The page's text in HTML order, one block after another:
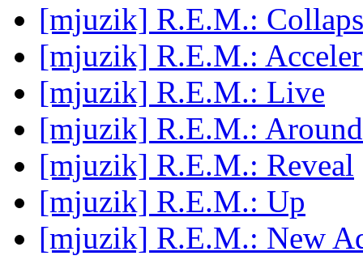
[mjuzik] R.E.M.:
[mjuzik] R.E.M.:
[mjuzik] R.E.M.: Live
[mjuzik] R.E.M.:
[mjuzik] R.E.M.: Reveal
[mjuzik] R.E.M.: Up
[mjuzik] R.E.M.: New